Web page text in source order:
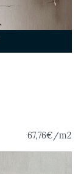
67,76€/m2